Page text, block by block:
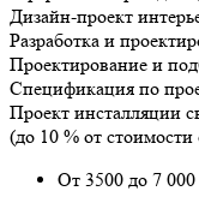
Дизайн-проект
Разработка и
Проектирование и
Спецификация по
Проект инсталляции
(до 10 % от
От 3500 до 7